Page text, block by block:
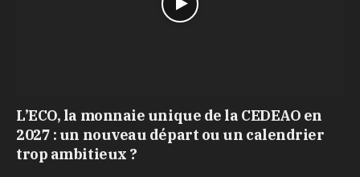
L’ECO, la monnaie unique de la CEDEAO en
2027 : un nouveau départ ou un calendrier
trop ambitieux ?